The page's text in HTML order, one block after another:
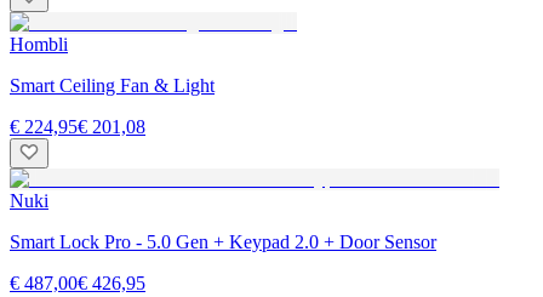
Hombli
Smart Ceiling Fan & Light
€ 224,95€ 201,08
Nuki
Smart Lock Pro - 5.0 Gen + Keypad 2.0 + Door Sensor
€ 487,00€ 426,95